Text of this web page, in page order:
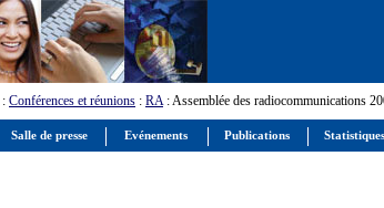
: Conférences et réunions : RA: Assemblée des radiocommunications
Salle de presse Evénements Publications Statistiques